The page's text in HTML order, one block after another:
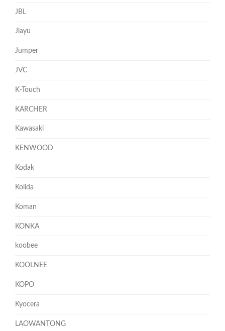
JBL
Jiayu
Jumper
JVC
K-Touch
KARCHER
Kawasaki
KENWOOD
Kodak
Kolida
Koman
KONKA
koobee
KOOLNEE
KOPO
Kyocera
LAOWANTONG